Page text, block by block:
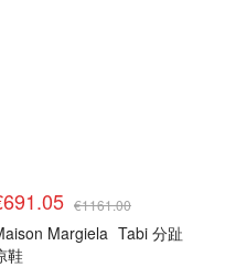
€1161.00
Margiela Tabi 分趾
鞋